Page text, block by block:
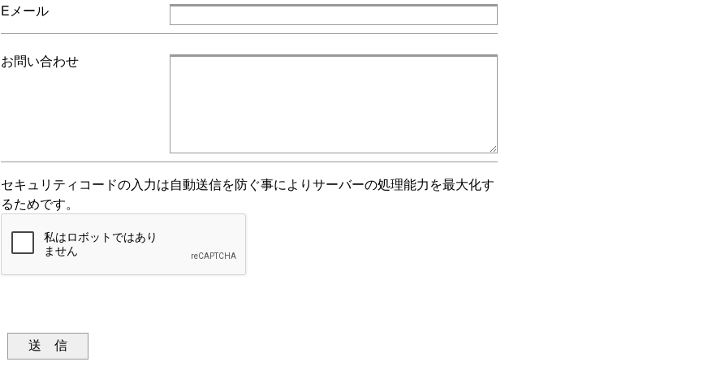
Eメール
お問い合わせ
セキュリティコードの入力は自動送信を防ぐ事によりサーバーの処理能力を最大化す
るためです。